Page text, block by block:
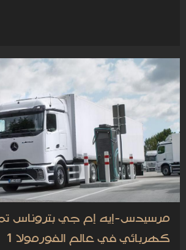
مرسيدس-إيه إم جي بتروناس
كهربائي في عالم الفورمولا 1